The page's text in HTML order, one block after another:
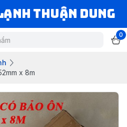
THUẬN DUNG
0
x 8m